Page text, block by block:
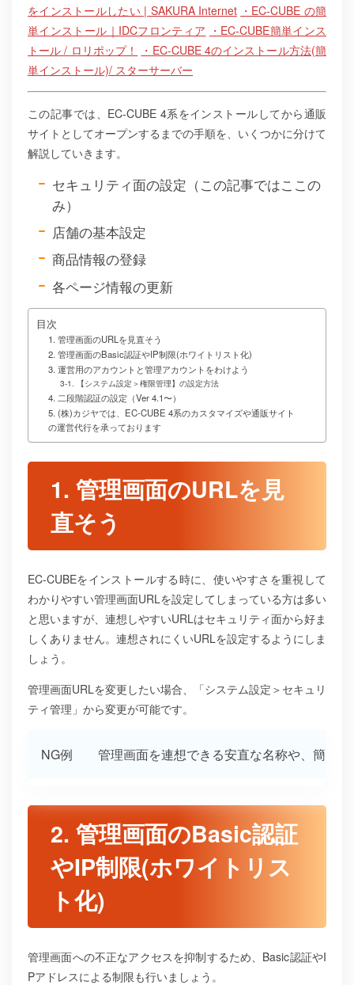
をインストールしたい | SAKURA Internet ・EC-CUBE の簡
単インストール｜IDCフロンティア ・EC-CUBE簡単インス
トール / ロリポップ！
・EC-CUBE 4のインストール方法(簡
単インストール)/ スターサーバー
この記事では、EC-CUBE 4系をインストールしてから通販
サイトとしてオープンするまでの手順を、いくつかに分けて
解説していきます。
セキュリティ面の設定（この記事ではここの
み）
店舗の基本設定
商品情報の登録
各ページ情報の更新
目次
1. 管理画面のURLを見直そう
2. 管理画面のBasic認証やIP制限(ホワイトリスト化)
3. 運営用のアカウントと管理アカウントをわけよう
3-1. 【システム設定＞権限管理】の設定方法
4. 二段階認証の設定（Ver 4.1〜）
5. (株)カジヤでは、EC-CUBE 4系のカスタマイズや通販サイト
の運営代行を承っております
1. 管理画面のURLを見
直そう
EC-CUBEをインストールする時に、使いやすさを重視して
わかりやすい管理画面URLを設定してしまっている方は多い
と思いますが、連想しやすいURLはセキュリティ面から好ま
しくありません。連想されにくいURLを設定するようにしま
しょう。
管理画面URLを変更したい場合、「システム設定＞セキュリ
ティ管理」から変更が可能です。
NG例 管理画面を連想できる安直な名称や、簡単
OK例 ランダムな英数字を含む10桁の文字列
2. 管理画面のBasic認証
やIP制限(ホワイトリス
ト化)
管理画面への不正なアクセスを抑制するため、Basic認証やI
Pアドレスによる制限も行いましょう。